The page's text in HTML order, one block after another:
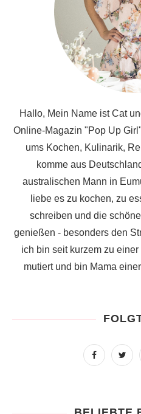
Hallo, Mein Name ist Cat
Online-Magazin "Pop Up
ums Kochen, Kulinarik,
komme aus
australischen Mann in
liebe es zu kochen, zu
schreiben und die
genießen - besonders den
ich bin seit kurzem zu
mutiert und bin Mama